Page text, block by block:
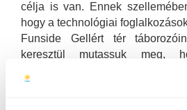
célja is van. Ennek
hogy a technológiai
Funside Gellért tér
keresztül mutassuk meg,
használható már ma is a
programjaink összeállításakor